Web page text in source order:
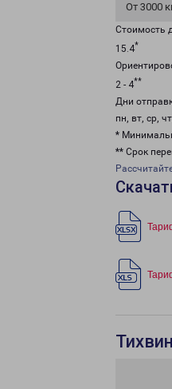
От 3000
Стоимость
15.4*
2 - 4**
Дни
пн, вт, ср,
*
** Срок